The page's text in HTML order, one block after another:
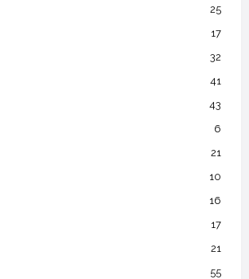
25
17
32
41
43
6
21
10
16
17
21
55